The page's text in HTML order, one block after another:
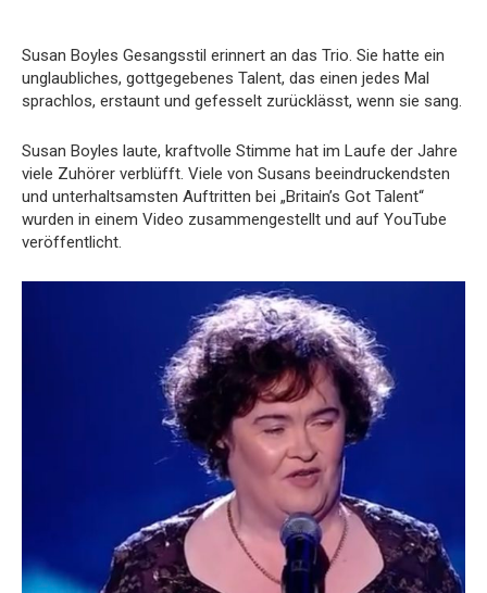
Susan Boyles Gesangsstil erinnert an das Trio. Sie hatte ein
unglaubliches, gottgegebenes Talent, das einen jedes Mal
sprachlos, erstaunt und gefesselt zurücklässt, wenn sie sang.
Susan Boyles laute, kraftvolle Stimme hat im Laufe der Jahre
viele Zuhörer verblüfft. Viele von Susans beeindruckendsten
und unterhaltsamsten Auftritten bei „Britain’s Got Talent“
wurden in einem Video zusammengestellt und auf YouTube
veröffentlicht.